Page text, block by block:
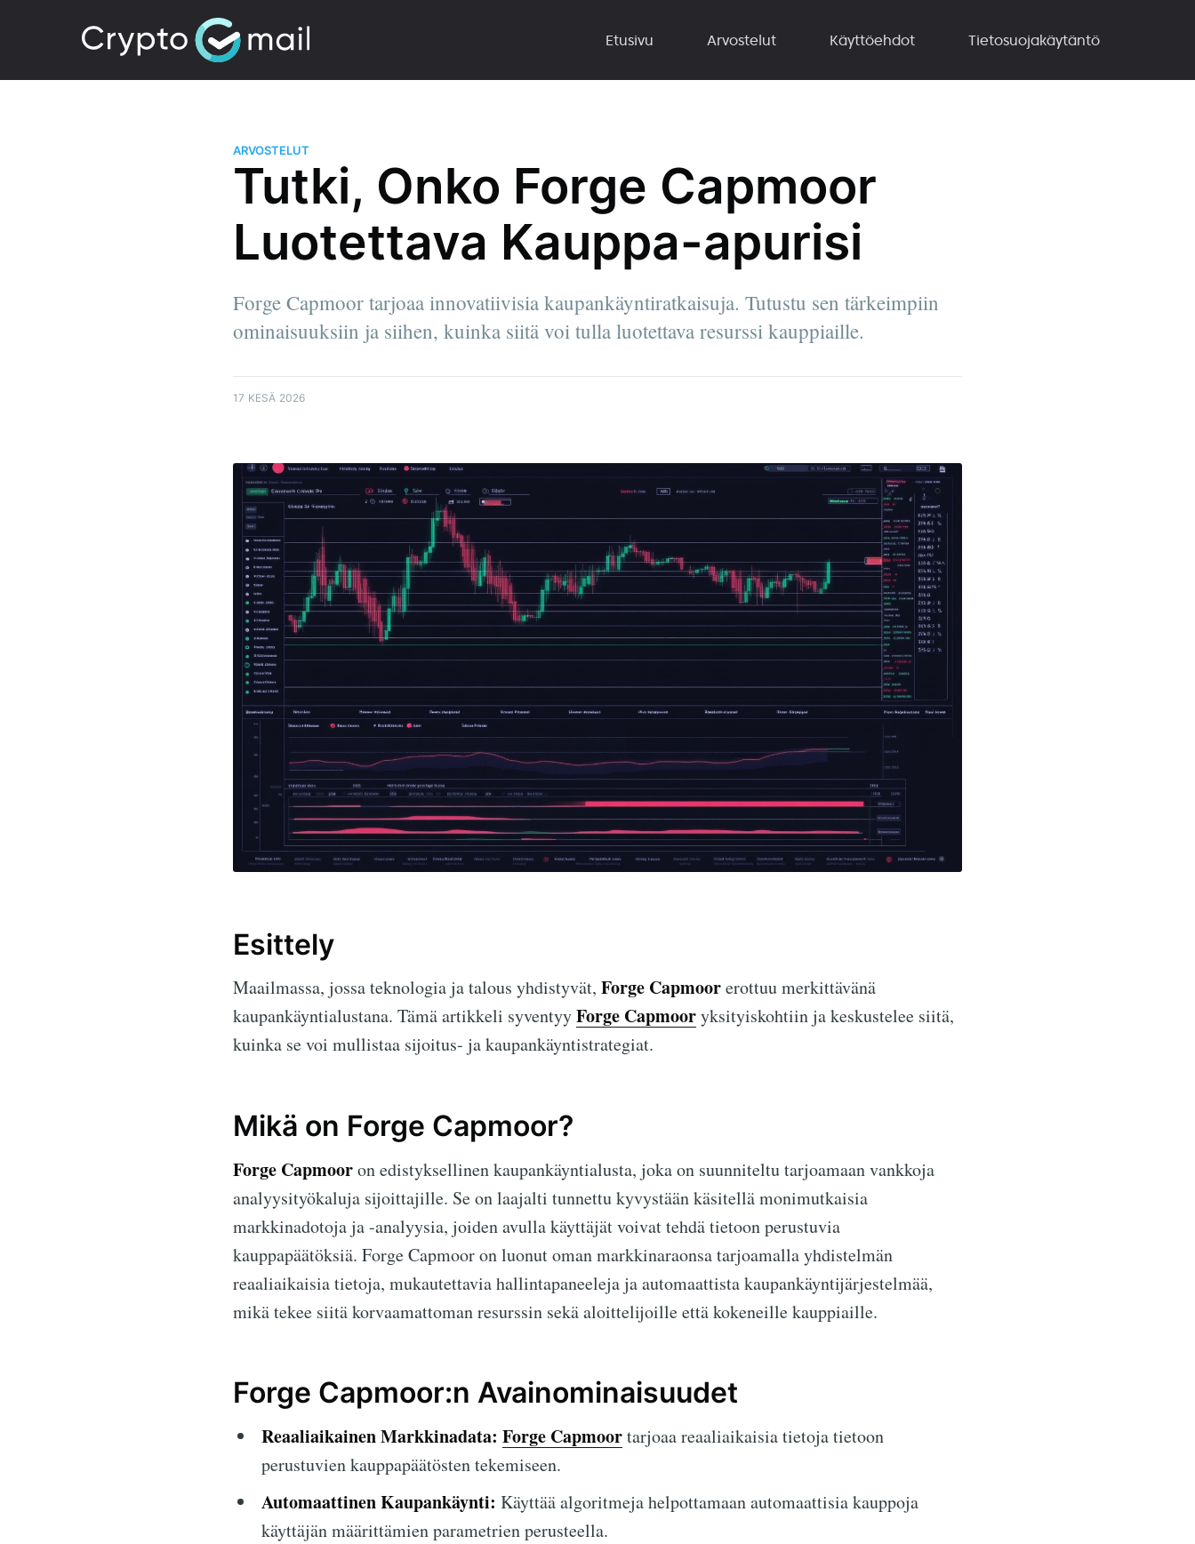
Etusivu Arvostelut Käyttöehdot Tietosuojakäytäntö
ARVOSTELUT
Tutki, Onko Forge Capmoor
Luotettava Kauppa-apurisi
Forge Capmoor tarjoaa innovatiivisia kaupankäyntiratkaisuja. Tutustu sen tärkeimpiin
ominaisuuksiin ja siihen, kuinka siitä voi tulla luotettava resurssi kauppiaille.
17 KESÄ 2026
Esittely
Maailmassa, jossa teknologia ja talous yhdistyvät, Forge Capmoorerottuu merkittävänä
kaupankäyntialustana. Tämä artikkeli syventyyForge Capmooryksityiskohtiin ja keskustelee siitä,
kuinka se voi mullistaa sijoitus- ja kaupankäyntistrategiat.
Mikä on Forge Capmoor?
Forge Capmooron edistyksellinen kaupankäyntialusta, joka on suunniteltu tarjoamaan vankkoja
analyysityökaluja sijoittajille. Se on laajalti tunnettu kyvystään käsitellä monimutkaisia
markkinadotoja ja -analyysia, joiden avulla käyttäjät voivat tehdä tietoon perustuvia
kauppapäätöksiä. Forge Capmoor on luonut oman markkinaraonsa tarjoamalla yhdistelmän
reaaliaikaisia tietoja, mukautettavia hallintapaneeleja ja automaattista kaupankäyntijärjestelmää,
mikä tekee siitä korvaamattoman resurssin sekä aloittelijoille että kokeneille kauppiaille.
Forge Capmoor:n Avainominaisuudet
Reaaliaikainen Markkinadata: Forge Capmoortarjoaa reaaliaikaisia tietoja tietoon
perustuvien kauppapäätösten tekemiseen.
Automaattinen Kaupankäynti: Käyttää algoritmeja helpottamaan automaattisia kauppoja
käyttäjän määrittämien parametrien perusteella.